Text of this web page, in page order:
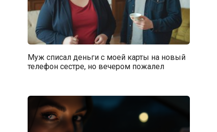
Муж списал деньги с моей карты на новый
телефон сестре, но вечером пожалел